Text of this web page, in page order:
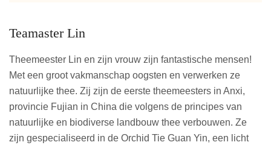
Teamaster Lin
Theemeester Lin en zijn vrouw zijn fantastische mensen!
Met een groot vakmanschap oogsten en verwerken ze
natuurlijke thee. Zij zijn de eerste theemeesters in Anxi,
provincie Fujian in China die volgens de principes van
natuurlijke en biodiverse landbouw thee verbouwen. Ze
zijn gespecialiseerd in de Orchid Tie Guan Yin, een licht